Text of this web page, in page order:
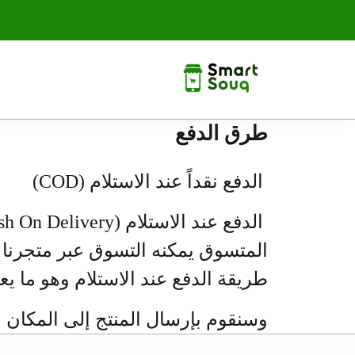
طرق الدفع
الدفع نقداً عند الاستلام (COD)
المتسوق يمكنه التسوق عبر
طريقة الدفع عند الاستلام وهو ما
وسنقوم بإرسال المنتج إلى المكان